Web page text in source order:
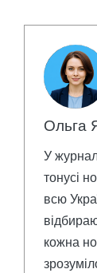
Ольга
У
тонусі
всю
кожна